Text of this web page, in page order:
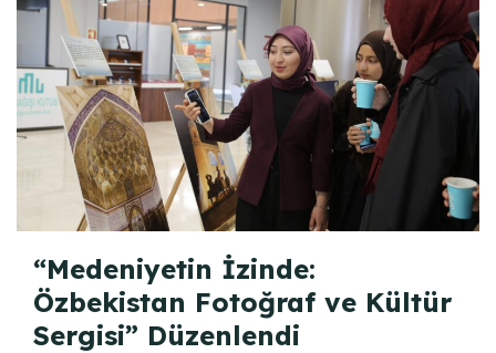
“Medeniyetin İzinde:
Özbekistan Fotoğraf ve Kültür
Sergisi” Düzenlendi